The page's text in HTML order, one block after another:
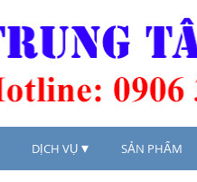
DỊCH VỤ SẢN PHẨM